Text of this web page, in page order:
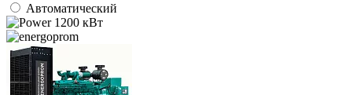
Автоматический
1200 кВт